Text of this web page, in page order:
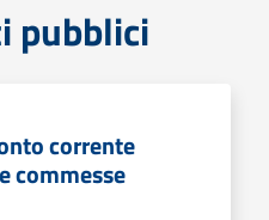
pubblici
corrente
commesse